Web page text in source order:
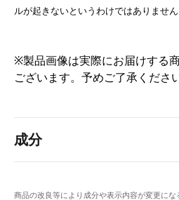
成分
商品の改良等により成分や表示内容が変更に
ルが起きないというわけではありません
※製品画像は実際にお届けする
ございます。予めご了承ください